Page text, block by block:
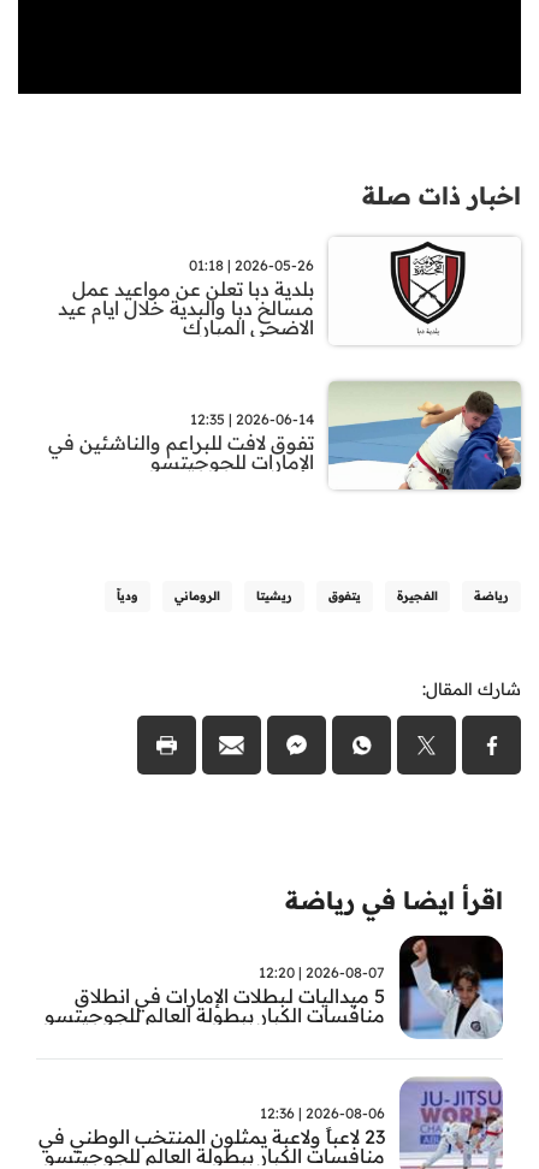
اخبار ذات صلة
2026-05-26 | 01:18
بلدية دبا تعلن عن مواعيد عمل
مسالخ دبا والبدية خلال ايام عيد
الاضحى المبارك
2026-06-14 | 12:35
تفوق لافت للبراعم والناشئين في
الإمارات للجوجيتسو
رياضة الفجيرة يتفوق ريشيتا الروماني ودياّ
شارك المقال:
اقرأ ايضا في رياضة
2026-08-07 | 12:20
5 ميداليات لـبطلات الإمارات في انطلاق
منافسات الكبار ببطولة العالم للجوجيتسو
2026-08-06 | 12:36
23 لاعباً ولاعبة يمثلون المنتخب الوطني في
منافسات الكبار ببطولة العالم للجوجيتسو